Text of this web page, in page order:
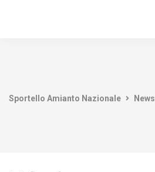
Sportello Amianto Nazionale News